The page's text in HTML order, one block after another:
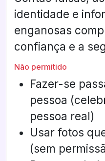
identidade e
enganosas
confiança e a
Não permitido
Fazer-se
pessoa
pessoa real)
Usar fotos
(sem